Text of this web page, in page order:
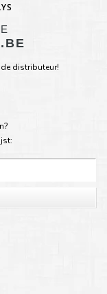
distributeur!